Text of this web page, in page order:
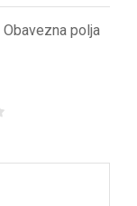
polja